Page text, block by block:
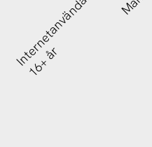
Internetanvändare
16+ år